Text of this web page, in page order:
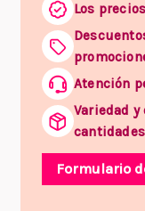
Los
Atención
Variedad
cantidades
Formulario